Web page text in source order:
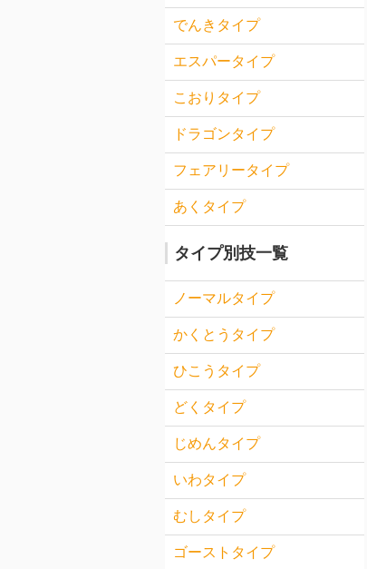
でんきタイプ
エスパータイプ
こおりタイプ
ドラゴンタイプ
フェアリータイプ
あくタイプ
タイプ別技一覧
ノーマルタイプ
かくとうタイプ
ひこうタイプ
どくタイプ
じめんタイプ
いわタイプ
むしタイプ
ゴーストタイプ